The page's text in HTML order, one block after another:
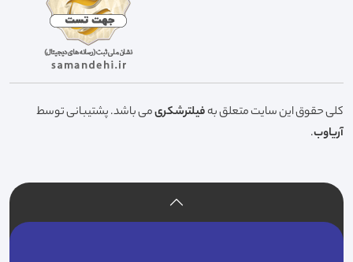
کلی حقوق این سایت متعلق بهفیلترشکریمی باشد. پشتیبانی توسط
آریاوب.